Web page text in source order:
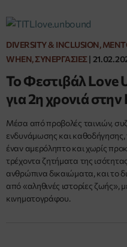
DIVERSITY & INCLUSION,
WHEN, ΣΥΝΕΡΓΑΣΊΕΣ |
Το Φεστιβάλ Love
για 2η χρονιά
Μέσα από προβολές ταινιών,
ενδυνάμωσης και καθοδήγησης,
έναν αμερόληπτο και χωρίς
τρέχοντα ζητήματα της
ανθρώπινα δικαιώματα, και το
από «αληθινές ιστορίες ζωής»,
κινηματογράφου.